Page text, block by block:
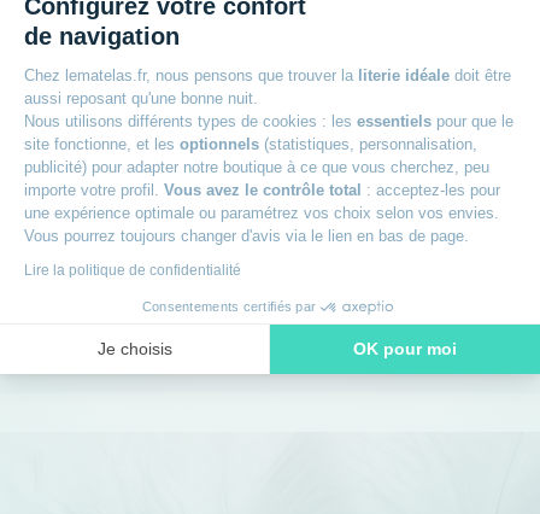
Configurez votre confort
de navigation
Chez lematelas.fr, nous pensons que trouver la literie idéale doit être
aussi reposant qu'une bonne nuit.
Nous utilisons différents types de cookies : les essentiels pour que le
site fonctionne, et les optionnels (statistiques, personnalisation,
publicité) pour adapter notre boutique à ce que vous cherchez, peu
importe votre profil. Vous avez le contrôle total : acceptez-les pour
une expérience optimale ou paramétrez vos choix selon vos envies.
Vous pourrez toujours changer d'avis via le lien en bas de page.
Lire la politique de confidentialité
Consentements certifiés par
Je choisis OK pour moi
Garantie 2 ans
30 jours pour changer d'avis +
Livraison offerte dès 49€ +
Livraison à domicile ou en point relais
Des experts à votre écoute +